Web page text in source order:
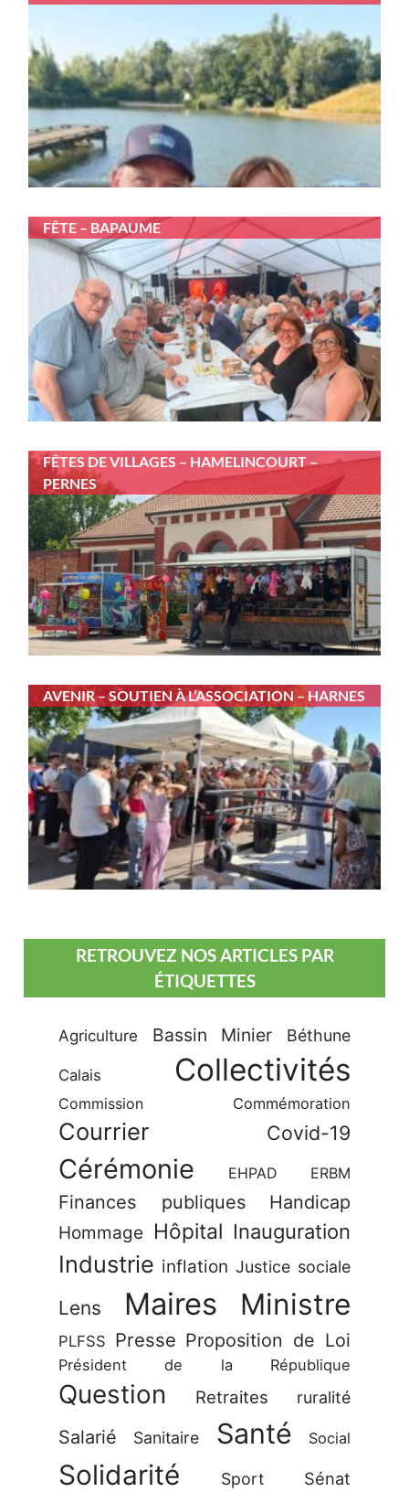
FÊTE – BAPAUME
FÊTES DE VILLAGES – HAMELINCOURT –
PERNES
AVENIR – SOUTIEN À L’ASSOCIATION – HARNES
RETROUVEZ NOS ARTICLES PAR
ÉTIQUETTES
Agriculture Bassin Minier Béthune
Calais Collectivités
Commission Commémoration
Courrier Covid-19
Cérémonie EHPAD ERBM
Finances publiques Handicap
Hommage Hôpital Inauguration
Industrie inflation Justice sociale
Lens Maires Ministre
PLFSS Presse Proposition de Loi
Président de la République
Question Retraites ruralité
Salarié Sanitaire Santé Social
Solidarité Sport Sénat